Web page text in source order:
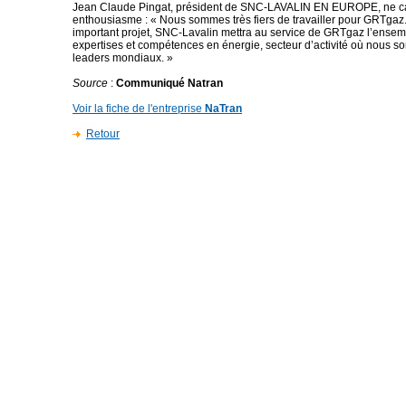
Jean Claude Pingat, président de SNC-LAVALIN EN EUROPE, ne
enthousiasme : « Nous sommes très fiers de travailler pour
important projet, SNC-Lavalin mettra au service de GRTgaz
expertises et compétences en énergie, secteur d’activité où nous
leaders mondiaux. »
Source : Communiqué Natran
Voir la fiche de l'entreprise NaTran
Retour